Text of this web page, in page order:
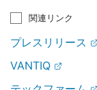
関連リンク
プレスリリース
VANTIQ